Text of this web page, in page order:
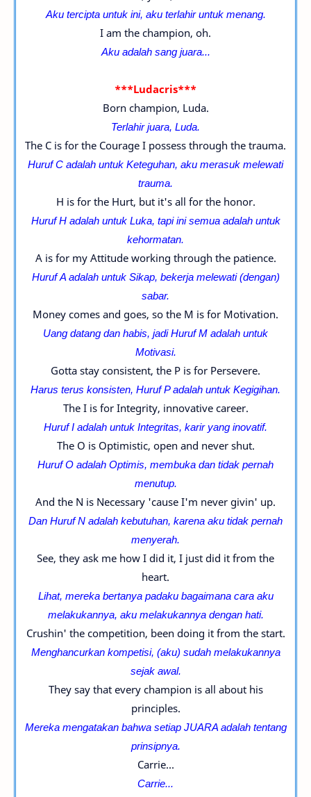
Aku tercipta untuk ini, aku terlahir untuk menang.
I am the champion, oh.
Aku adalah sang juara...
***Ludacris***
Born champion, Luda.
Terlahir juara, Luda.
The C is for the Courage I possess through the trauma.
Huruf C adalah untuk Keteguhan, aku merasuk melewati
trauma.
H is for the Hurt, but it's all for the honor.
HurufH adalah untuk Luka, tapi ini semua adalah untuk
kehormatan.
A is for my Attitude working through the patience.
HurufA adalah untuk Sikap, bekerja melewati (dengan)
sabar.
Money comes and goes, so the M is for Motivation.
Uang datang dan habis, jadiHurufM adalah untuk
Motivasi.
Gotta stay consistent, the P is for Persevere.
Harus terus konsisten, HurufP adalah untuk Kegigihan.
The I is for Integrity, innovative career.
HurufI adalah untuk Integritas, karir yang inovatif.
The O is Optimistic, open and never shut.
Huruf O adalah Optimis, membuka dan tidak pernah
menutup.
And the N is Necessary 'cause I'm never givin' up.
Dan Huruf N adalah kebutuhan, karena aku tidak pernah
menyerah.
See, they ask me how I did it, I just did it from the
heart.
Lihat, mereka bertanya padaku bagaimana cara aku
melakukannya, aku melakukannya dengan hati.
Crushin' the competition, been doing it from the start.
Menghancurkan kompetisi, (aku) sudah melakukannya
sejak awal.
They say that every champion is all about his
principles.
Mereka mengatakan bahwa setiap JUARA adalah tentang
prinsipnya.
Carrie...
Carrie...